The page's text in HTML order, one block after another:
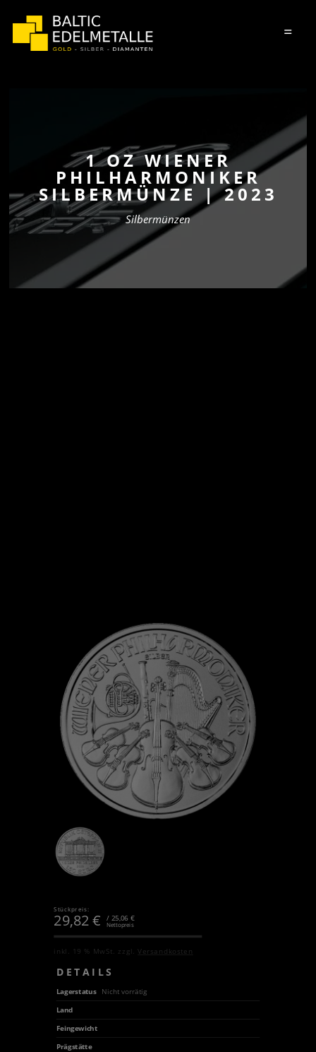
=
1 OZ WIENER
PHILHARMONIKER
SILBERMÜNZE | 2023
Silbermünzen
Stückpreis:
29,82 € / 25,06 €
Nettopreis
inkl. 19 % MwSt. zzgl.Versandkosten
DETAILS
Lagerstatus
Nicht vorrätig
Land
Feingewicht
Prägstätte